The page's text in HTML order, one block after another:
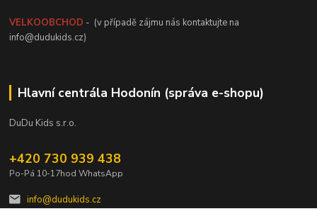
VELKOOBCHOD - (v případě zájmu nás kontaktujte na
info@dudukids.cz)
Hlavní centrála Hodonín (správa e-shopu)
DuDu Kids s.r.o.
+420 730 939 438
Po-Pá 10-17hod WhatsApp
info@dudukids.cz